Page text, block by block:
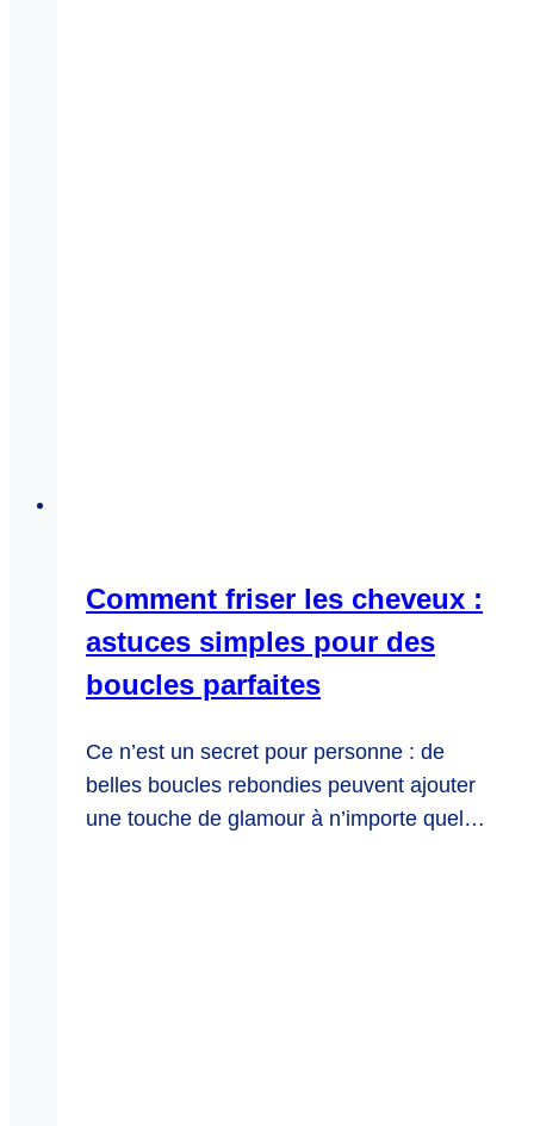
Comment friser les cheveux :
astuces simples pour des
boucles parfaites
Ce n’est un secret pour personne : de
belles boucles rebondies peuvent ajouter
une touche de glamour à n’importe quel…